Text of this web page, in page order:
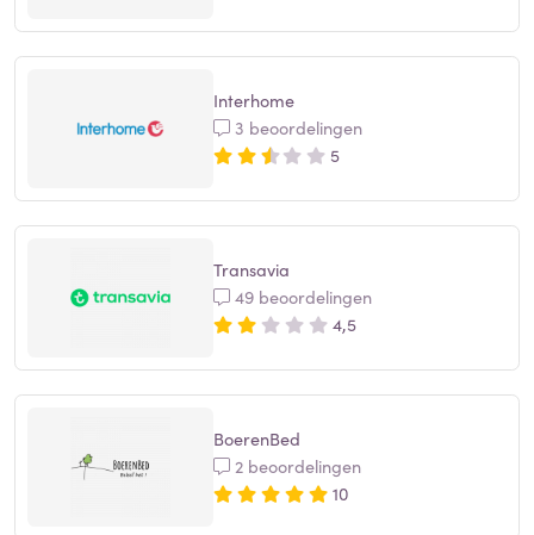
Interhome
3 beoordelingen
5
Transavia
49 beoordelingen
4,5
BoerenBed
2 beoordelingen
10